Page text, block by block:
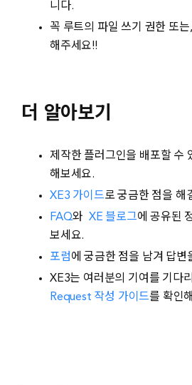
니다.
꼭 루트의 파일 쓰기 권한 또
해주세요!!
더 알아보기
제작한 플러그인을 배포할 수
해보세요.
XE3 가이드로 궁금한 점을 해
FAQ와 XE 블로그에 공유된
보세요.
포럼에 궁금한 점을 남겨 답변
XE3는 여러분의 기여를 기다
Request 작성 가이드를 확인